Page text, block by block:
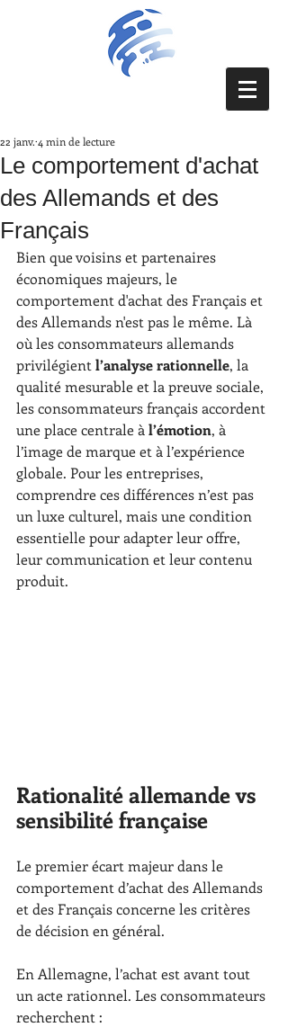
Le comportement d'achat
des Allemands et des
Français
22 janv. 4 min de lecture
Bien que voisins et partenaires
économiques majeurs, le
comportement d'achat des Français et
des Allemands n'est pas le même. Là
où les consommateurs allemands
privilégient l’analyse rationnelle, la
qualité mesurable et la preuve sociale,
les consommateurs français accordent
une place centrale à l’émotion, à
l’image de marque et à l’expérience
globale. Pour les entreprises,
comprendre ces différences n’est pas
un luxe culturel, mais une condition
essentielle pour adapter leur offre,
leur communication et leur contenu
produit.
Rationalité allemande vs
sensibilité française
Le premier écart majeur dans le
comportement d’achat des Allemands
et des Français concerne les critères
de décision en général.
En Allemagne, l’achat est avant tout
un acte rationnel. Les consommateurs
recherchent :